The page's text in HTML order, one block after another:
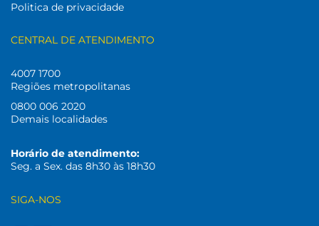
Politica de privacidade
CENTRAL DE ATENDIMENTO
4007 1700
Regiões metropolitanas
0800 006 2020
Demais localidades
Horário de atendimento:
Seg. a Sex. das 8h30 às 18h30
SIGA-NOS